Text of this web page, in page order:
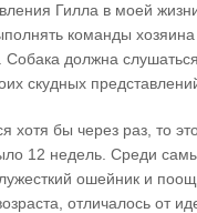
Гилла в моей
команды
Собака должна
скудных
хотя бы через раз, то
12 недель. Среди
ошейник и
отличалось от